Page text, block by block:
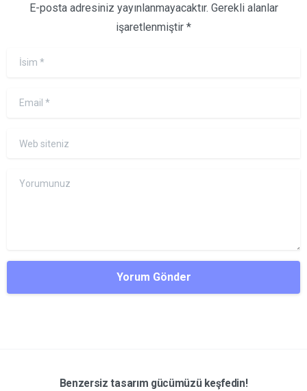
E-posta adresiniz yayınlanmayacaktır. Gerekli alanlar
işaretlenmiştir *
İsim
Email
Web siteniz
Yorumunuz
Benzersiz tasarım gücümüzü keşfedin!